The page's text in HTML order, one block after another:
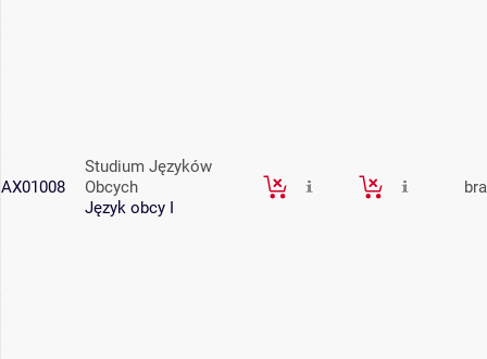
AX01008
Studium Języków
Obcych
Język obcy I